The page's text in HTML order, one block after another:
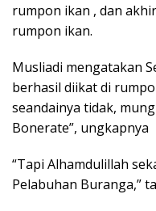
rumpon ikan , dan
rumpon ikan.
Musliadi mengatakan
berhasil diikat di
seandainya tidak,
Bonerate”, ungkapnya
“Tapi Alhamdulillah
Pelabuhan Buranga,”